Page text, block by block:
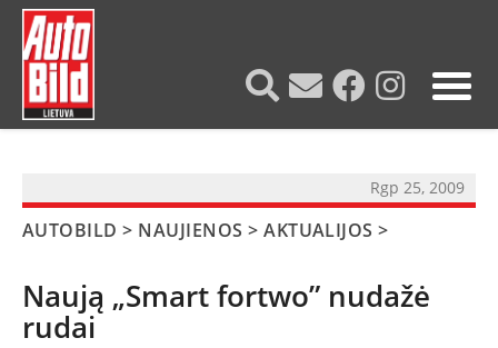
Rgp 25, 2009
AUTOBILD > NAUJIENOS >AKTUALIJOS >
Naują „Smart fortwo” nudažė
rudai